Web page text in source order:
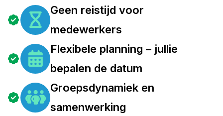
Geen reistijd voor
medewerkers
Flexibele planning – jullie
bepalen de datum
Groepsdynamiek en
samenwerking